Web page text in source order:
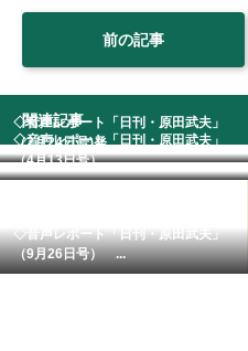
前の記事
関連記事
◇音声レポート「日刊・原田武夫」
（2月24日号)発...
◇音声レポート「日刊・原田武夫」
（4月13日号） ...
◇音声レポート「日刊・原田武夫」
（9月26日号） ...